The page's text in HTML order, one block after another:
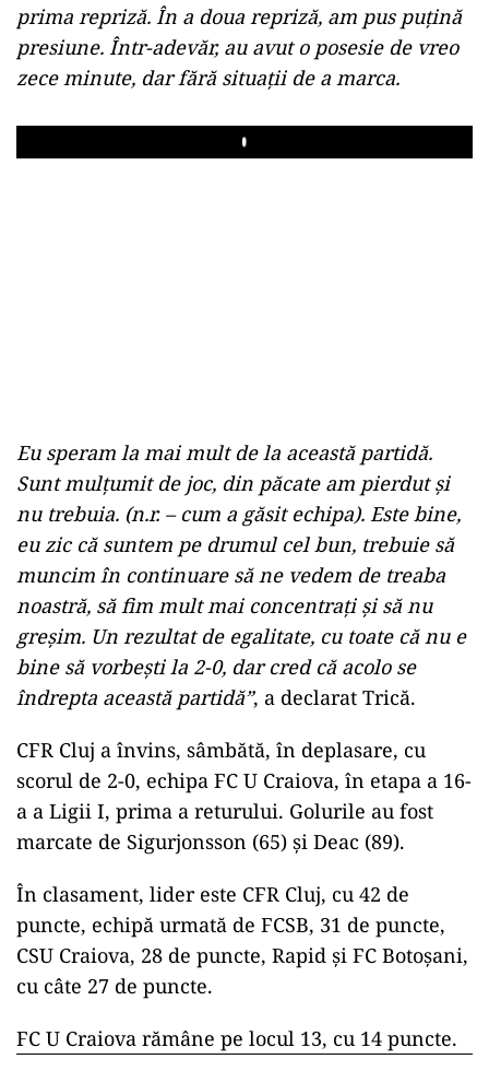
prima repriză. În a doua repriză, am pus puţină
presiune. Într-adevăr, au avut o posesie de vreo
zece minute, dar fără situaţii de a marca.
Play
Eu speram la mai mult de la această partidă.
Sunt mulţumit de joc, din păcate am pierdut şi
nu trebuia. (n.r. – cum a găsit echipa). Este bine,
eu zic că suntem pe drumul cel bun, trebuie să
muncim în continuare să ne vedem de treaba
noastră, să fim mult mai concentraţi şi să nu
greşim. Un rezultat de egalitate, cu toate că nu e
bine să vorbeşti la 2-0, dar cred că acolo se
îndrepta această partidă”, a declarat Trică.
CFR Cluj a învins, sâmbătă, în deplasare, cu
scorul de 2-0, echipa FC U Craiova, în etapa a 16-
a a Ligii I, prima a returului. Golurile au fost
marcate de Sigurjonsson (65) și Deac (89).
În clasament, lider este CFR Cluj, cu 42 de
puncte, echipă urmată de FCSB, 31 de puncte,
CSU Craiova, 28 de puncte, Rapid şi FC Botoşani,
cu câte 27 de puncte.
FC U Craiova rămâne pe locul 13, cu 14 puncte.